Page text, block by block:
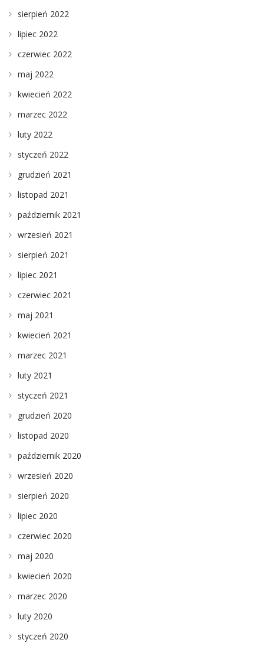
sierpień 2022
lipiec 2022
czerwiec 2022
maj 2022
kwiecień 2022
marzec 2022
luty 2022
styczeń 2022
grudzień 2021
listopad 2021
październik 2021
wrzesień 2021
sierpień 2021
lipiec 2021
czerwiec 2021
maj 2021
kwiecień 2021
marzec 2021
luty 2021
styczeń 2021
grudzień 2020
listopad 2020
październik 2020
wrzesień 2020
sierpień 2020
lipiec 2020
czerwiec 2020
maj 2020
kwiecień 2020
marzec 2020
luty 2020
styczeń 2020